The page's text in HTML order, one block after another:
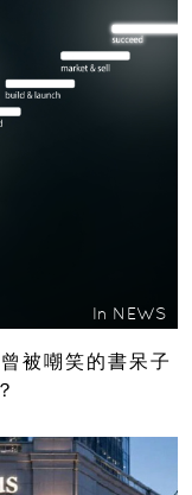
In NEWS
被嘲笑的書呆子